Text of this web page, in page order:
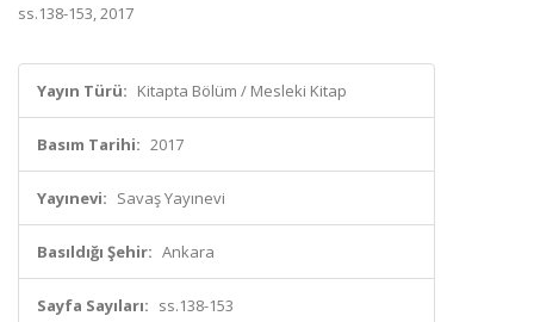
ss.138-153, 2017
Yayın Türü: Kitapta Bölüm / Mesleki Kitap
Basım Tarihi: 2017
Yayınevi: Savaş Yayınevi
Basıldığı Şehir: Ankara
Sayfa Sayıları: ss.138-153